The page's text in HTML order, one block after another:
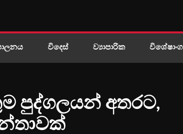
විදෙස් ව්‍යාපාරික විශේෂාංග
පුද්ගලයන් අතරට,